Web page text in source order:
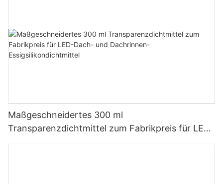
Maßgeschneidertes 300 ml
Transparenzdichtmittel zum Fabrikpreis für LED-
Dach- und Dachrinnen-Essigsilikondichtmittel